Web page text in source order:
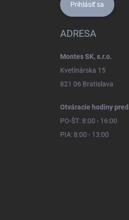
Prihlásiť sa
ADRESA
Montes SK, s.r.o.
Kvetinárska 15
821 06 Bratislava
Otváracie hodiny
PO-ŠT: 8:00 - 16:00
PIA: 8:00 - 13:00